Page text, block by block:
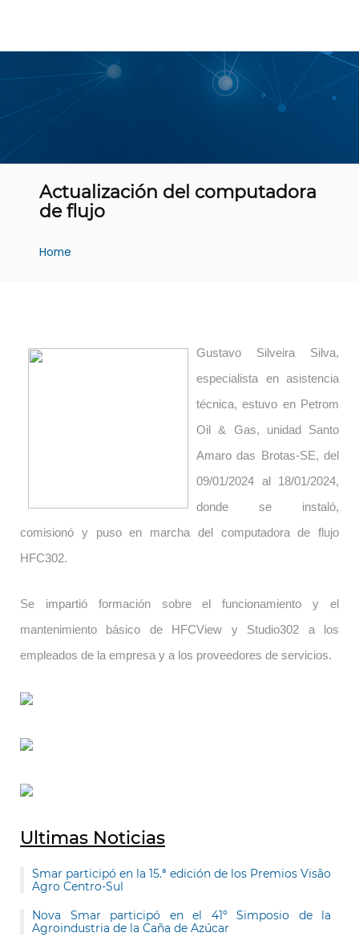
Actualización del computadora
de flujo
Home
Gustavo Silveira Silva,
especialista en asistencia
técnica, estuvo en Petrom
Oil & Gas, unidad Santo
Amaro das Brotas-SE, del
09/01/2024 al 18/01/2024,
donde se instaló,
comisionó y puso en marcha del computadora de flujo
HFC302.
Se impartió formación sobre el funcionamiento y el
mantenimiento básico de HFCView y Studio302 a los
empleados de la empresa y a los proveedores de servicios.
Ultimas Noticias
Smar participó en la 15.ª edición de los Premios Visão
Agro Centro-Sul
Nova Smar participó en el 41º Simposio de la
Agroindustria de la Caña de Azúcar